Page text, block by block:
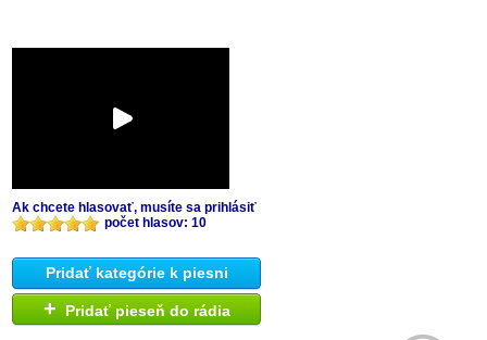
Ak chcete hlasovať, musíte sa prihlásiť
počet hlasov: 10
Pridať kategórie k piesni
+ Pridať pieseň do rádia